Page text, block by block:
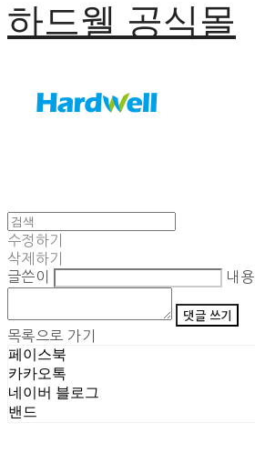
하드웰 공식몰
수정하기
삭제하기
글쓴이
내용
댓글 쓰기
목록으로 가기
페이스북
카카오톡
네이버 블로그
밴드